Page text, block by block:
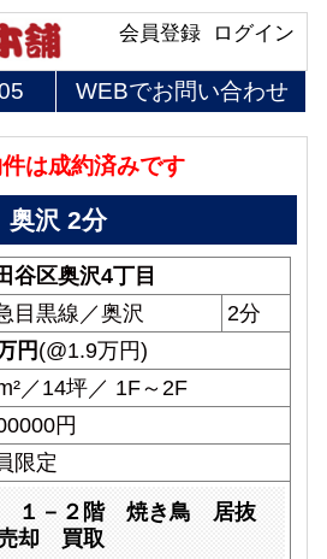
ログイン
会員登録
WEBでお問い合わせ
は成約済みです
奥沢 2分
谷区奥沢4丁目
目黒線／奥沢 2分
円 (@1.9万円)
／14坪／ 1F～2F
円
限定
１－２階 焼き鳥 居抜
却 買取